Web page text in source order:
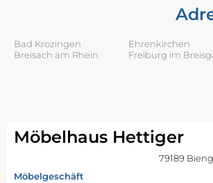
Bad Krozingen
Breisach am Rhein
Ehrenkirchen
Freiburg im
Möbelhaus Hettiger
79189
Möbelgeschäft